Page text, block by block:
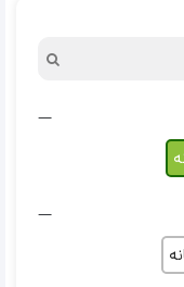
خیلی مهمه.
اجازه نفس کشیدن
باشه. شلواری که
شدن نی‌نی می‌شه. ❤️ از